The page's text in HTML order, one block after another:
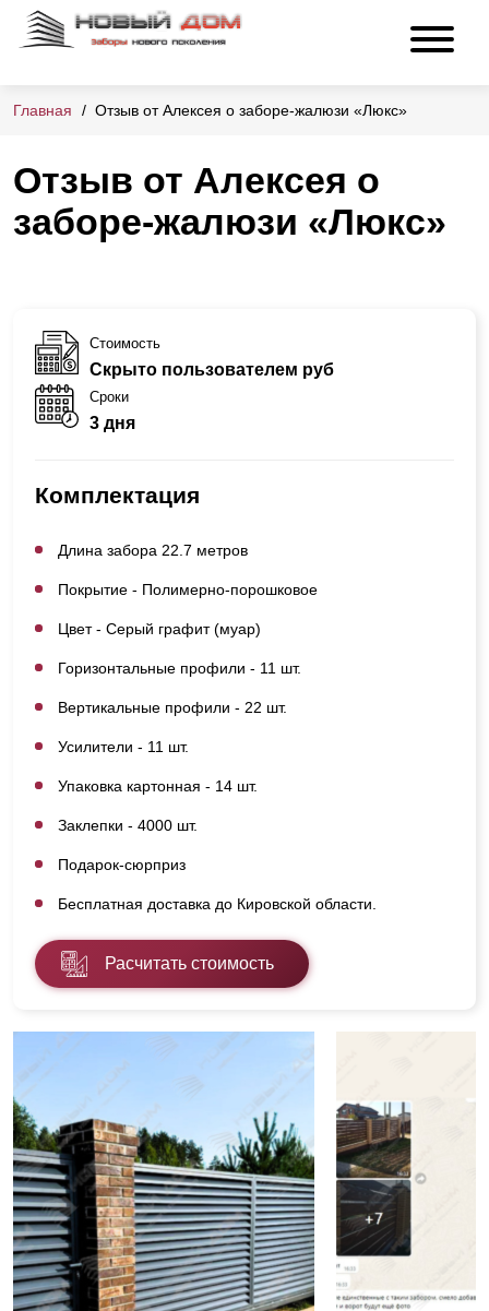
Главная Отзыв от Алексея о заборе-жалюзи «Люкс»
Отзыв от Алексея о
заборе-жалюзи «Люкс»
Стоимость
Скрыто пользователем руб
Сроки
3 дня
Комплектация
Длина забора 22.7 метров
Покрытие - Полимерно-порошковое
Цвет - Серый графит (муар)
Горизонтальные профили - 11 шт.
Вертикальные профили - 22 шт.
Усилители - 11 шт.
Упаковка картонная - 14 шт.
Заклепки - 4000 шт.
Подарок-сюрприз
Бесплатная доставка до Кировской области.
Расчитать стоимость